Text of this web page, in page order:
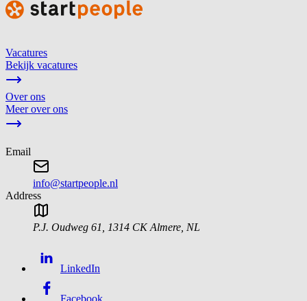
Vacatures
Bekijk vacatures
Over ons
Meer over ons
Email
info@startpeople.nl
Address
P.J. Oudweg 61, 1314 CK Almere, NL
LinkedIn